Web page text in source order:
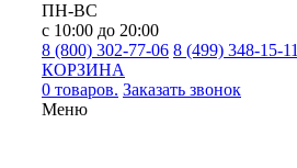
ПН-ВС
с 10:00 до 20:00
8 (800) 302-77-06 8 (499) 348-15-11
КОРЗИНА
0 товаров. Заказать звонок
Меню